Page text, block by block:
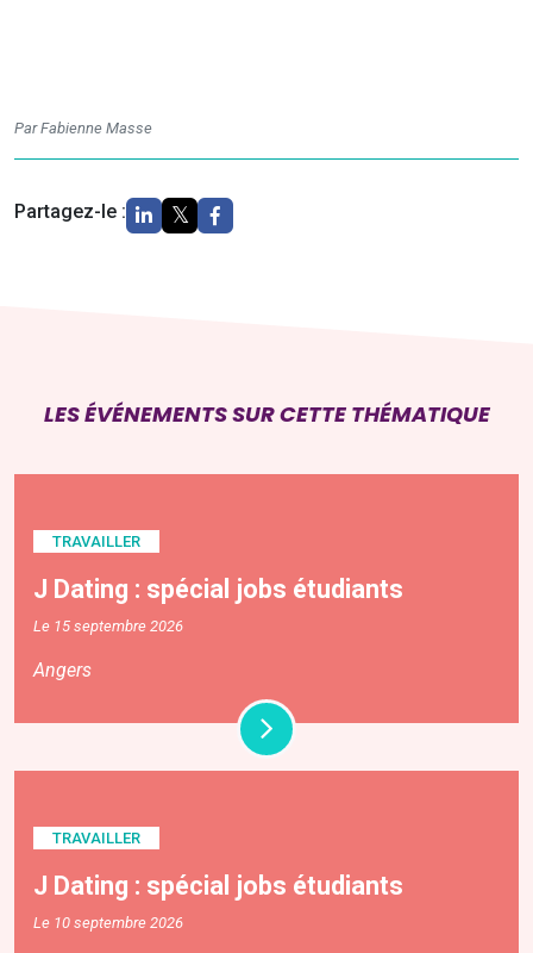
Par Fabienne Masse
Partagez-le :
LES ÉVÉNEMENTS SUR CETTE THÉMATIQUE
TRAVAILLER
J Dating : spécial jobs étudiants
Le 15 septembre 2026
Angers
TRAVAILLER
J Dating : spécial jobs étudiants
Le 10 septembre 2026